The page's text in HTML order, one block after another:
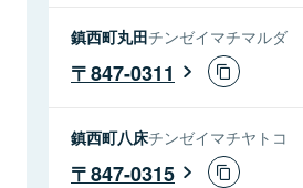
鎮西町丸田チンゼイマチマルダ
847-0311
鎮西町八床チンゼイマチヤトコ
847-0315